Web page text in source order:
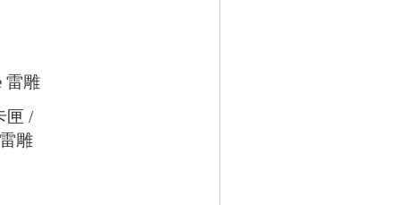
匣 /
雕